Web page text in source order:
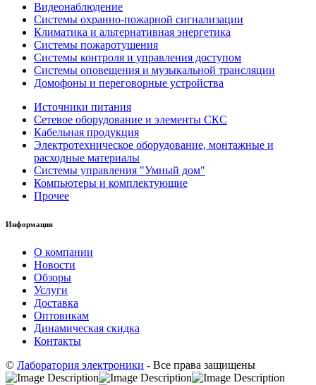
Видеонаблюдение
Системы охранно-пожарной сигнализации
Климатика и альтернативная энергетика
Системы пожаротушения
Системы контроля и управления доступом
Системы оповещения и музыкальной трансляции
Домофоны и переговорные устройства
Источники питания
Сетевое оборудование и элементы СКС
Кабельная продукция
Электротехническое оборудование, монтажные и
расходные материалы
Системы управления "Умный дом"
Компьютеры и комплектующие
Прочее
Информация
О компании
Новости
Обзоры
Услуги
Доставка
Оптовикам
Динамическая скидка
Контакты
© Лаборатория электроники - Все права защищены